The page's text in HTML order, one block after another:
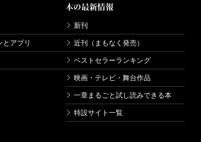
とアプリ
本の最新情報
新刊
近刊（まもなく発売）
ベストセラーランキング
映画・テレビ・舞台作品
一章まるごと試し読みできる本
特設サイト一覧